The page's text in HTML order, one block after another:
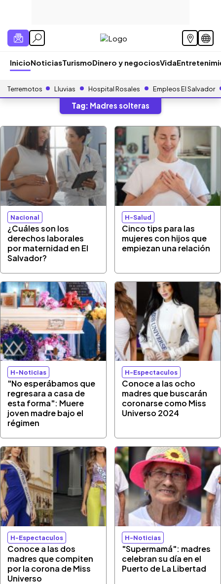
InicioNoticiasTurismoDinero y negociosVida
Terremotos Lluvias Hospital Rosales Empleos El Salvador
Tag: Madres solteras
Nacional
¿Cuáles son los
derechos laborales
por maternidad en El
Salvador?
H-Salud
Cinco tips para las
mujeres con hijos que
empiezan una relación
H-Noticias
"No esperábamos que
regresara a casa de
esta forma": Muere
joven madre bajo el
régimen
H-Espectaculos
Conoce a las ocho
madres que buscarán
coronarse como Miss
Universo 2024
H-Espectaculos
Conoce a las dos
madres que compiten
por la corona de Miss
Universo
H-Noticias
"Supermamá": madres
celebran su día en el
Puerto de La Libertad